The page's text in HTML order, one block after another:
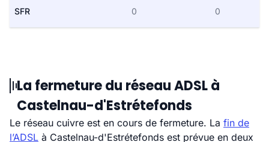
SFR 0 0
La fermeture du réseau ADSL à
Castelnau-d'Estrétefonds
Le réseau cuivre est en cours de fermeture. La fin de
l’ADSL à Castelnau-d'Estrétefonds est prévue en deux